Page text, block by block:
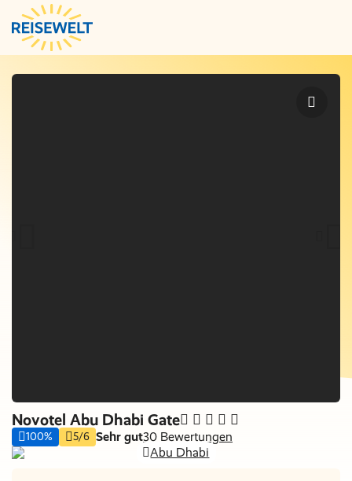
Novotel Abu Dhabi Gate
Abu Dhabi
100% 5/6 Sehr gut30 Bewertungen